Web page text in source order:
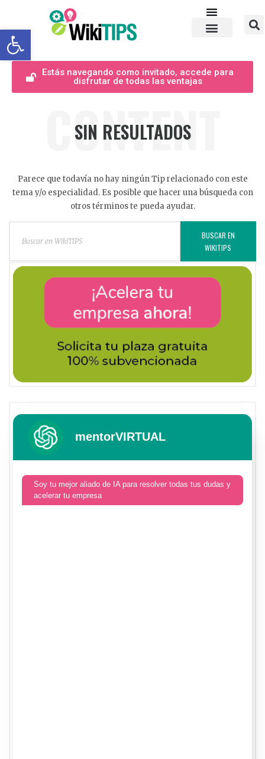
Abrir barra de herramientas
Estás navegando como invitado, accede para
disfrutar de todas las ventajas
CONTENT
SIN RESULTADOS
Parece que todavía no hay ningún Tip relacionado con este
tema y/o especialidad. Es posible que hacer una búsqueda con
otros términos te pueda ayudar.
BUSCAR EN
WIKITIPS
mentorVIRTUAL
Soy tu mejor aliado de IA para resolver todas tus dudas y
acelerar tu empresa